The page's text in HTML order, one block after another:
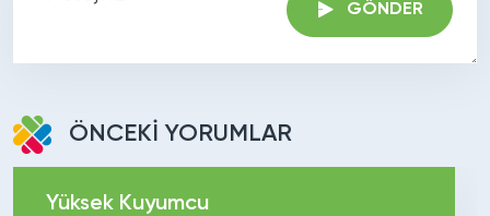
GÖNDER
ÖNCEKİ YORUMLAR
Yüksek Kuyumcu